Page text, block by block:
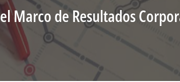
Marco de Resultados